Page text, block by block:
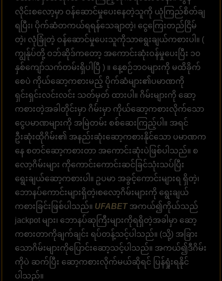
လိုင်းစလော့မှာ ဝန်ဆောင်မှုပေးနေတဲ့သူကို ယုံကြည်စိတ်ချ
ရပြီး၊ ပိုက်ဆံတကယ်ရရန်သေချာတဲ့၊ ငွေကြေးတည်ငြိမ်
တဲ့၊ လုံခြုံတဲ့ ဝန်ဆောင်မှုပေးသူကိုသာရွေးချယ်ကစားပါ။ (
ကျွန်ုပ်တို့ ဝဘ်ဆိုဒ်ကတော့ အကောင်းဆုံးဝန်မှုပေးပြီး ၁၀
နှစ်ကျော်သက်တမ်းရှိပါပြီ ) ။ နေ့စဉ်ဘဝများကို မထိခိုက်
စေပဲ ကိုယ်ဆော့ကစားမည့် ပိုက်ဆံများ၏ပမာဏကို
ရှင်းရှင်းလင်းလင်း သတ်မှတ် ထားပါ။ ဂိမ်းများကို ဆော့
ကစားတဲ့အခါတိုင်းမှာ ဂိမ်းမှာ ကိုယ်ဆော့ကစားလိုက်သော
ငွေပမာဏများကို အမြဲတမ်း စစ်ဆေးကြည့်ပါ။ အရင်
ဦးဆုံးထိုဂိမ်း၏ အနည်းဆုံးဆော့ကစားနိုင်သော ပမာဏက
နေ စတင်ဆော့ကစားတာ အကောင်းဆုံးပဲဖြစ်ပါသည်။ စ
လော့ဂိမ်းများ ကိုကောင်းကောင်းဆင်ခြင်သုံးသပ်ပြီး
ရွေးချယ်ဆော့ကစားပါ။ ဥပမာ အခွင့်ကောင်းများရ ရှိတဲ့၊
ဘောနပ်ကောင်းများရှိတဲ့၊စလော့ဂိမ်းများကို ရွေးချယ်
ကစားခြင်းဖြစ်ပါသည်။ UFABETအကယ်၍ကိုယ်သည်
jackpot များ၊ ဘောနပ်ဆုကြီးများကိုရရှိတဲ့အခါမှာ ဆော့
ကစားတာကိုချက်ချင်း ရပ်တန့်သင့်ပါသည်။ (သို့) အခြား
သောဂိမ်းများကိုပြောင်းဆော့သင့်ပါသည်။ အကယ်၍ဒီဂိမ်း
ကိုပဲ ဆက်ပြီး ဆော့ကစားလိုက်မယ်ဆိုရင် ပြန်ရှုံးရနိုင်
ပါသည်။